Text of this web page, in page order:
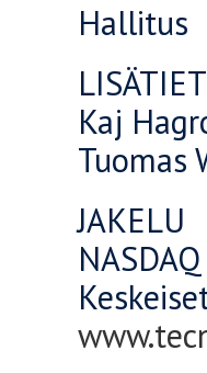
Hallitus
Kaj
Tuomas
JAKELU